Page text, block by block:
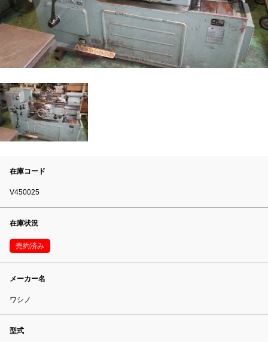
在庫コード
V450025
在庫状況
売約済み
メーカー名
ワシノ
型式